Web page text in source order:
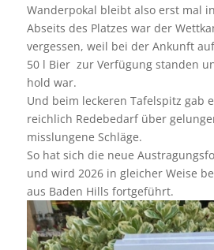
Wanderpokal bleibt also erst mal
Abseits des Platzes war der
vergessen, weil bei der Ankunft
50 l Bier zur Verfügung standen
hold war.
Und beim leckeren Tafelspitz gab
reichlich Redebedarf über
misslungene Schläge.
So hat sich die neue
und wird 2026 in gleicher Weise
aus Baden Hills fortgeführt.